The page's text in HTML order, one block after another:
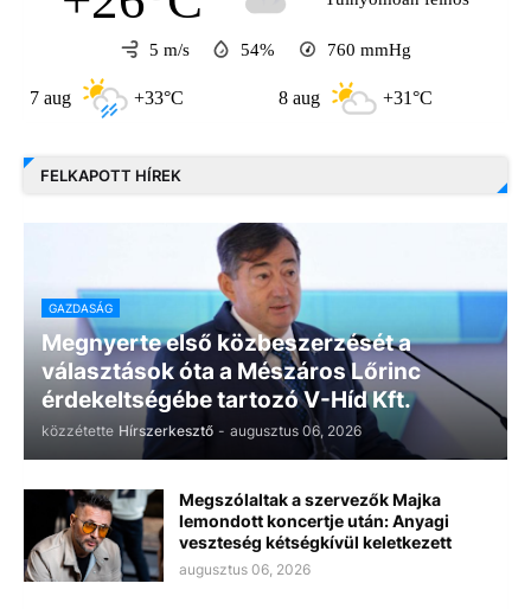
5 m/s 54% 760 mmHg
+33°C +31°C
FELKAPOTT HÍREK
GAZDASÁG
Megnyerte első közbeszerzését a
választások óta a Mészáros Lőrinc
érdekeltségébe tartozó V-Híd Kft.
közzétette Hírszerkesztő - augusztus 06, 2026
Megszólaltak a szervezők Majka
lemondott koncertje után: Anyagi
veszteség kétségkívül keletkezett
augusztus 06, 2026